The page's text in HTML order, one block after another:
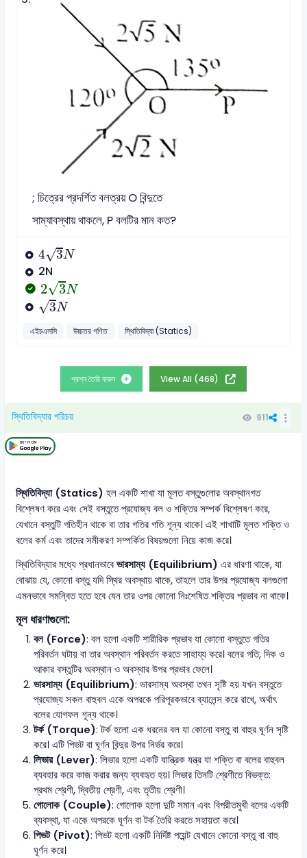
; চিত্রের প্রদর্শিত বলত্রয় O বিন্দুতে
সাম্যাবস্থায় থাকলে, P বলটির মান কত?
4√3N
4 3N
2N
2√3N
23N
√3N
3N
এইচএসসি উচ্চতর গণিত স্থিতিবিদ্যা (Statics)
প্রশ্ন তৈরি করুন View All (468)
স্থিতিবিদ্যার পরিচয় 911
স্থিতিবিদ্যা (Statics) হল একটি শাখা যা মূলত বস্তুগুলোর অবস্থানগত
বিশ্লেষণ করে এবং সেই বস্তুতে প্রযোজ্য বল ও শক্তির সম্পর্ক বিশ্লেষণ করে,
যেখানে বস্তুটি গতিহীন থাকে বা তার গতির গতি শূন্য থাকে। এই শাখাটি মূলত শক্তি ও
বলের কর্ম এবং তাদের সমীকরণ সম্পর্কিত বিষয়গুলো নিয়ে কাজ করে।
স্থিতিবিদ্যার মধ্যে প্রধানভাবেভারসাম্য (Equilibrium) এর ধারণা থাকে, যা
বোঝায় যে, কোনো বস্তু যদি স্থির অবস্থায় থাকে, তাহলে তার উপর প্রযোজ্য বলগুলো
এমনভাবে সমন্বিত হতে হবে যেন তার ওপর কোনো নিঃশেষিত শক্তির প্রভাব না থাকে।
মূল ধারণাগুলো:
বল (Force): বল হলো একটি শারীরিক প্রভাব যা কোনো বস্তুতে গতির
পরিবর্তন ঘটায় বা তার অবস্থান পরিবর্তন করতে সাহায্য করে। বলের গতি, দিক ও
আকার বস্তুটির অবস্থান ও অবস্থার উপর প্রভাব ফেলে।
ভারসাম্য (Equilibrium): ভারসাম্য অবস্থা তখন সৃষ্টি হয় যখন বস্তুতে
প্রযোজ্য সকল বাহুবল একে অপরকে পরিপূরকভাবে ব্যালেন্স করে রাখে, অর্থাৎ
বলের যোগফল শূন্য থাকে।
টর্ক (Torque): টর্ক হলো এক ধরনের বল যা কোনো বস্তু বা বাহুর ঘূর্ণন সৃষ্টি
করে। এটি পিভট বা ঘূর্ণন বিন্দুর উপর নির্ভর করে।
লিভার (Lever): লিভার হলো একটি যান্ত্রিক যন্ত্র যা শক্তি বা বলের বাহুবল
ব্যবহার করে কাজ করার জন্য ব্যবহৃত হয়। লিভার তিনটি শ্রেণীতে বিভক্ত:
প্রথম শ্রেণী, দ্বিতীয় শ্রেণী, এবং তৃতীয় শ্রেণী।
গোলোক (Couple): গোলোক হলো দুটি সমান এবং বিপরীতমুখী বলের একটি
ব্যবস্থা, যা একে অপরকে ঘূর্ণন বা টর্ক তৈরি করতে সহায়তা করে।
পিভট (Pivot): পিভট হলো একটি নির্দিষ্ট পয়েন্ট যেখানে কোনো বস্তু বা বাহু
ঘূর্ণন করে।